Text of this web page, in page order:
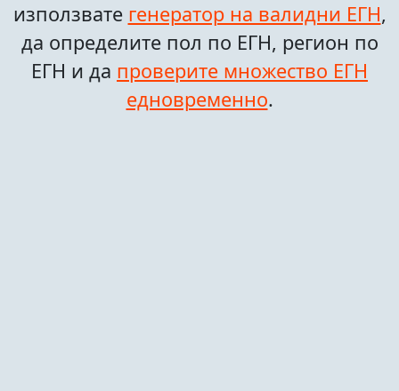
използвате генератор на валидни ЕГН,
да определите пол по ЕГН, регион по
ЕГН и да проверите множество ЕГН
едновременно.